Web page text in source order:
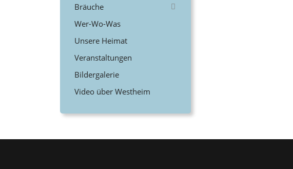
Bräuche
Wer-Wo-Was
Unsere Heimat
Veranstaltungen
Bildergalerie
Video über Westheim